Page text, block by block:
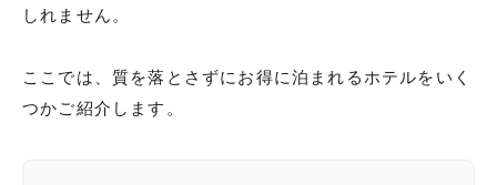
しれません。
ここでは、質を落とさずにお得に泊まれるホテルをいく
つかご紹介します。